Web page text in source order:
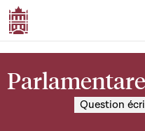
Question